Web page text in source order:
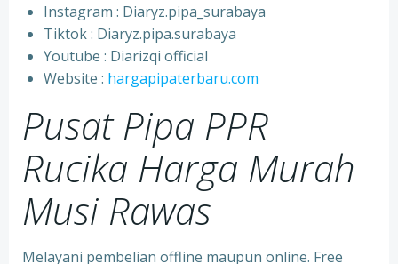
⁠Instagram : Diaryz.pipa_surabaya
⁠Tiktok : Diaryz.pipa.surabaya
⁠Youtube : Diarizqi official
⁠Website : hargapipaterbaru.com
Pusat Pipa PPR
Rucika Harga Murah
Musi Rawas
Melayani pembelian offline maupun online. Free